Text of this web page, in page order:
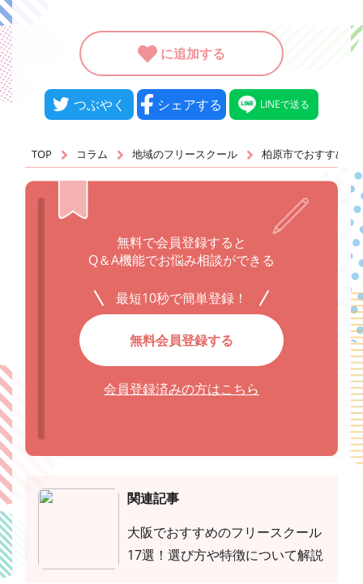
に追加する
つぶやく シェアする LINEで送る
TOP コラム 地域のフリースクール 柏原市でおすすめの
無料で会員登録すると
Q＆A機能でお悩み相談ができる
最短10秒で簡単登録！
無料会員登録する
会員登録済みの方はこちら
関連記事
大阪でおすすめのフリースクール
17選！選び方や特徴について解説